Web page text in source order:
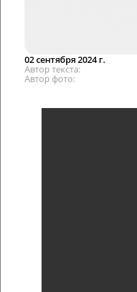
02 сентября 2024 г.
Автор текста
Автор фото